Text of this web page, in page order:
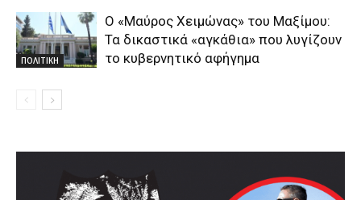
ΠΟΛΙΤΙΚΗ
Ο «Μαύρος Χειμώνας» του Μαξίμου:
Τα δικαστικά «αγκάθια» που λυγίζουν
το κυβερνητικό αφήγημα